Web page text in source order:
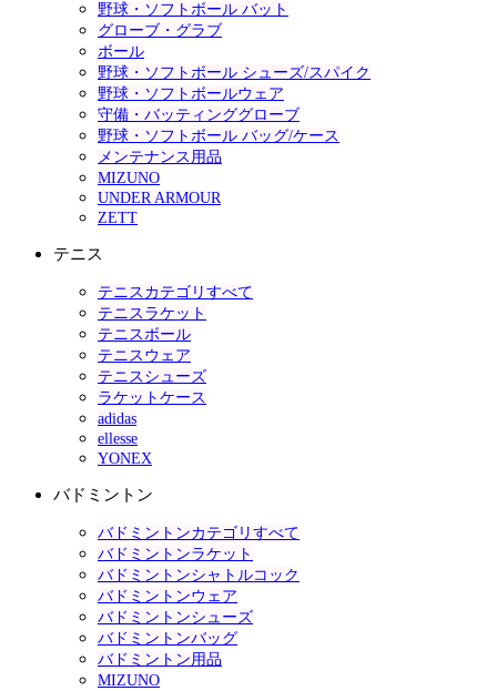
野球・ソフトボール バット
グローブ・グラブ
ボール
野球・ソフトボール シューズ/スパイク
野球・ソフトボールウェア
守備・バッティンググローブ
野球・ソフトボール バッグ/ケース
メンテナンス用品
MIZUNO
UNDER ARMOUR
ZETT
テニス
テニスカテゴリすべて
テニスラケット
テニスボール
テニスウェア
テニスシューズ
ラケットケース
adidas
ellesse
YONEX
バドミントン
バドミントンカテゴリすべて
バドミントンラケット
バドミントンシャトルコック
バドミントンウェア
バドミントンシューズ
バドミントンバッグ
バドミントン用品
MIZUNO